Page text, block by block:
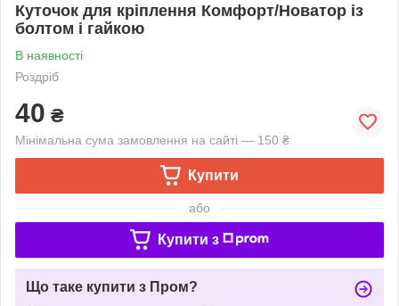
Куточок для кріплення Комфорт/Новатор із
болтом і гайкою
В наявності
Роздріб
40 ₴
Мінімальна сума замовлення на сайті — 150 ₴
Купити
або
Купити з
Що таке купити з Пром?